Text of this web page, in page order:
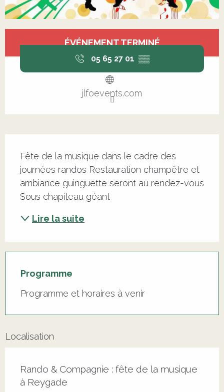
Ouverture et coordonnées
ÉVÉNEMENT TERMINÉ
05 65 27 01 ▒▒
jlfoevents.com
Fête de la musique dans le cadre des
journées randos Restauration champêtre et
ambiance guinguette seront au rendez-vous
Sous chapiteau géant
Lire la suite
Programme
Programme et horaires à venir
Localisation
Rando & Compagnie : fête de la musique
à Reygade